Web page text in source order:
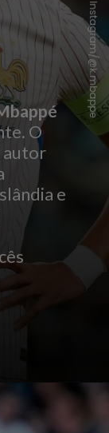
O
autor
e
Instagram/@k.mbappe